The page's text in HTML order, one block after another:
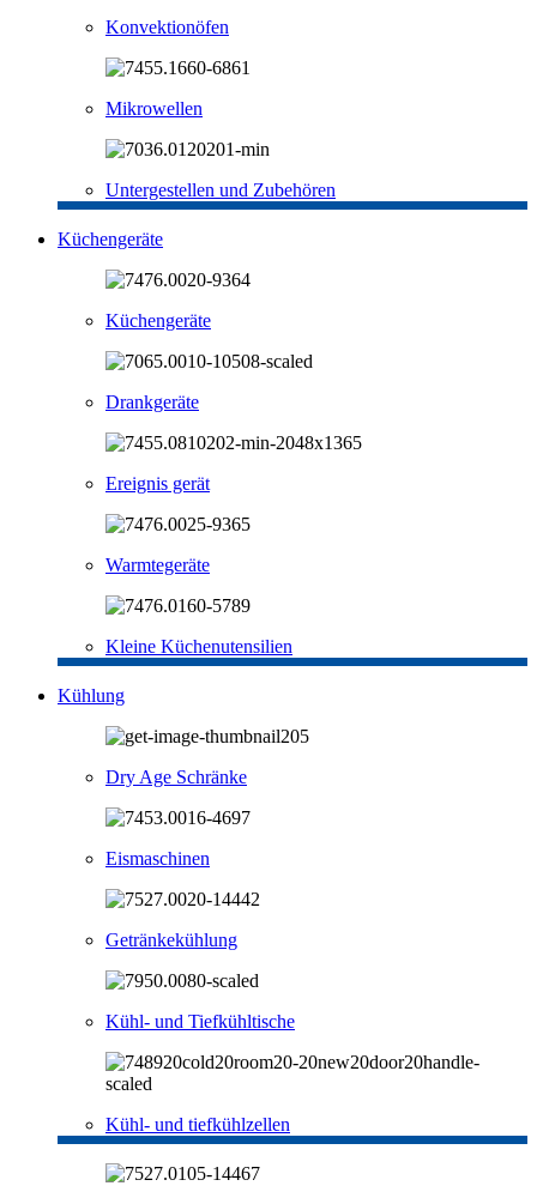
Konvektionöfen
Mikrowellen
Untergestellen und Zubehören
Küchengeräte
Küchengeräte
Drankgeräte
Ereignis gerät
Warmtegeräte
Kleine Küchenutensilien
Kühlung
Dry Age Schränke
Eismaschinen
Getränkekühlung
Kühl- und Tiefkühltische
Kühl- und tiefkühlzellen